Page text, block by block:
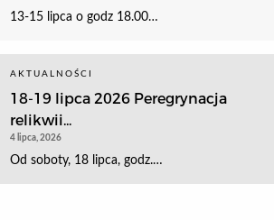
13-15 lipca o godz 18.00…
AKTUALNOŚCI
18-19 lipca 2026 Peregrynacja
relikwii...
4 lipca, 2026
Od soboty, 18 lipca, godz.…